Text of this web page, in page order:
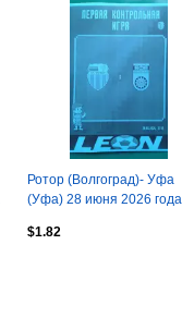
Ротор (Волгоград)- Уфа
(Уфа) 28 июня 2026 года.
$1.82